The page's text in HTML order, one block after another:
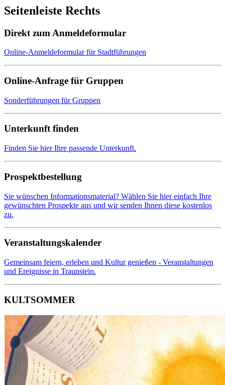
Seitenleiste Rechts
Direkt zum Anmeldeformular
Online-Anmeldeformular für Stadtführungen
Online-Anfrage für Gruppen
Sonderführungen für Gruppen
Unterkunft finden
Finden Sie hier Ihre passende Unterkunft.
Prospektbestellung
Sie wünschen Informationsmaterial? Wählen Sie hier einfach Ihre
gewünschten Prospekte aus und wir senden Ihnen diese kostenlos
zu.
Veranstaltungskalender
Gemeinsam feiern, erleben und Kultur genießen - Veranstaltungen
und Ereignisse in Traunstein.
KULTSOMMER